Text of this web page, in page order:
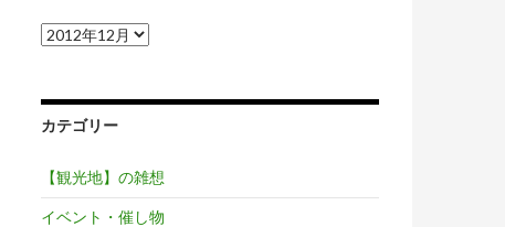
古
い
こ
か
ら。
カテゴリー
【観光地】の雑想
イベント・催し物